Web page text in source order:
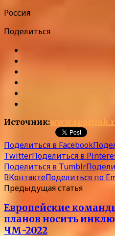
Россия
Поделиться
Источник:
Поделиться в Facebook
TwitterПоделиться в
Поделиться в Tumblr
ВКонтактеПоделиться по
Предыдущая статья
Европейские
планов носить
ЧМ-2022